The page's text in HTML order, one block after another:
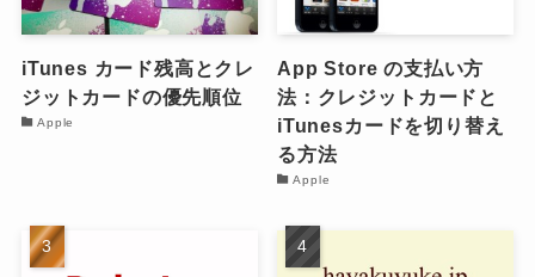
iTunes カード残高とクレ
ジットカードの優先順位
Apple
App Store の支払い方
法：クレジットカードと
iTunesカードを切り替え
る方法
Apple